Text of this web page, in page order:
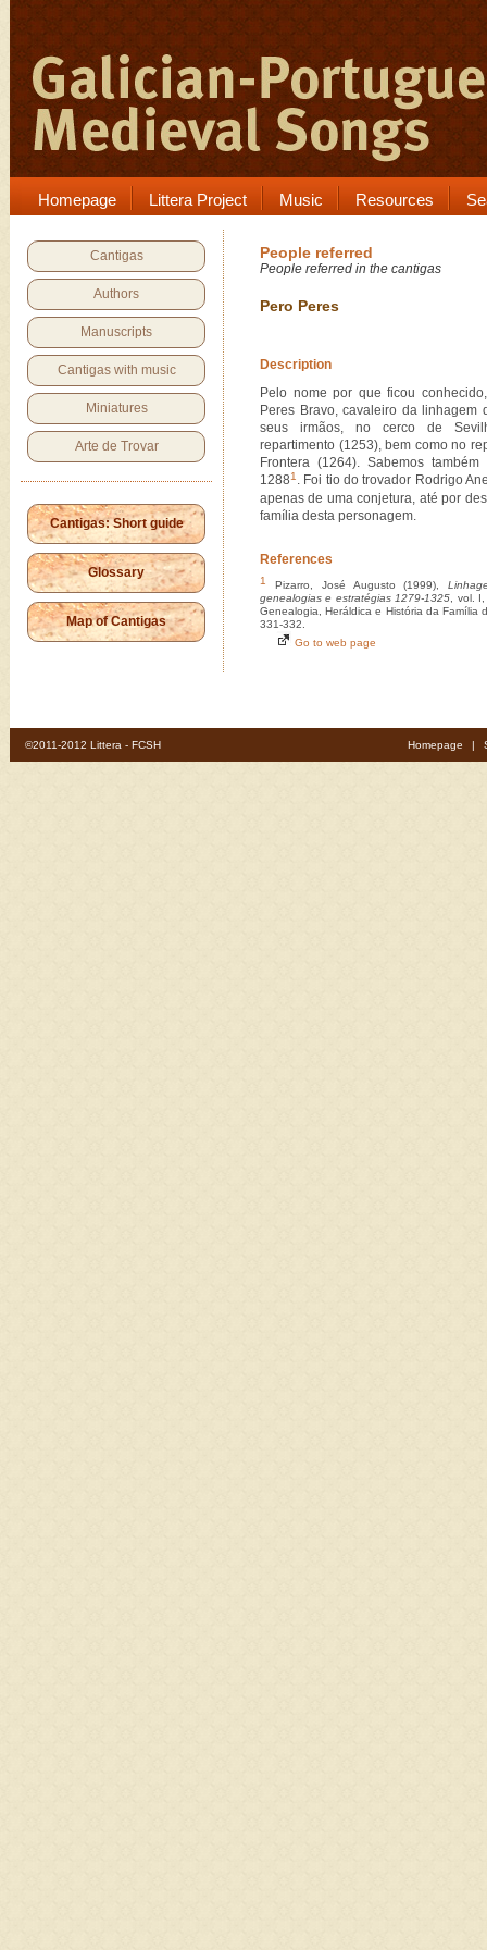
Homepage Littera Project Music Resources
Cantigas
Authors
Manuscripts
Cantigas with music
Miniatures
Arte de Trovar
Cantigas: Short guide
Glossary
Map of Cantigas
People referred
People referred in the cantigas
Pero Peres
Description
Pelo nome por que ficou
Peres Bravo, cavaleiro da linhagem
seus irmãos, no cerco de
repartimento (1253), bem como no
Frontera (1264). Sabemos
12881 . Foi tio do trovador Rodrigo
apenas de uma conjetura, até por
família desta personagem.
References
1 Pizarro, José Augusto (1999),
genealogias e estratégias 1279-1325 , vol.
Genealogia, Heráldica e História da Família
331-332.
Go to web page
©2011-2012 Littera - FCSH Homepage |